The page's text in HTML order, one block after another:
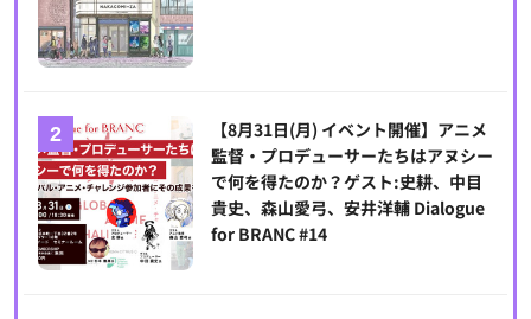
【8月31日(月) イベント開催】アニメ
監督・プロデューサーたちはアヌシー
で何を得たのか？ゲスト:史耕、中目
貴史、森山愛弓、安井洋輔 Dialogue
for BRANC #14